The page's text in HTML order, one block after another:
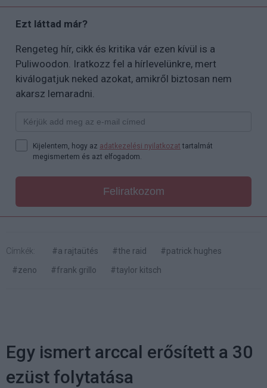
Ezt láttad már?
Rengeteg hír, cikk és kritika vár ezen kívül is a
Puliwoodon. Iratkozz fel a hírlevelünkre, mert
kiválogatjuk neked azokat, amikről biztosan nem
akarsz lemaradni.
Kijelentem, hogy az adatkezelési nyilatkozat tartalmát
megismertem és azt elfogadom.
Feliratkozom
Címkék: #a rajtaütés #the raid
#patrick hughes
#zeno
#frank grillo #taylor kitsch
Egy ismert arccal erősített a 30
ezüst folytatása